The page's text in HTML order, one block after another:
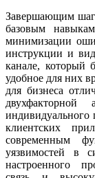
Завершающим
базовым
минимизации
инструкции и
канале, который
удобное для них
для бизнеса
индивидуального
клиентских
современным
уязвимостей в
настроенного